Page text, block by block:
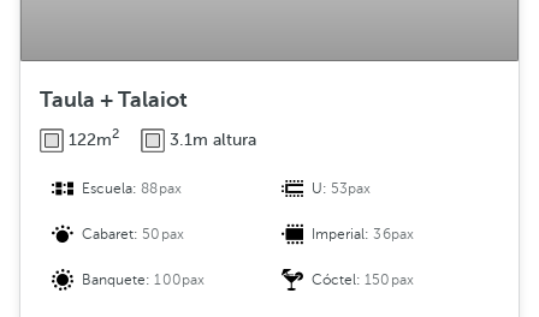
Taula + Talaiot
122m2 3.1m altura
Escuela:88pax U: 53pax
Cabaret: 50pax Imperial:36pax
Banquete:100pax Cóctel:150pax